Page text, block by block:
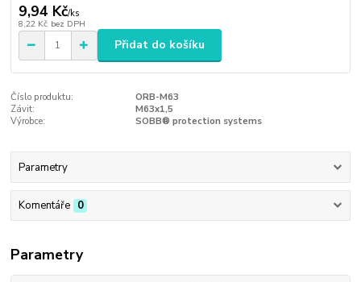
9,94 Kč/ks
8,22 Kč bez DPH
Přidat do košíku
Číslo produktu:
ORB-M63
Závit:
M63x1,5
Výrobce:
SOBB® protection systems
Parametry
Komentáře 0
Parametry